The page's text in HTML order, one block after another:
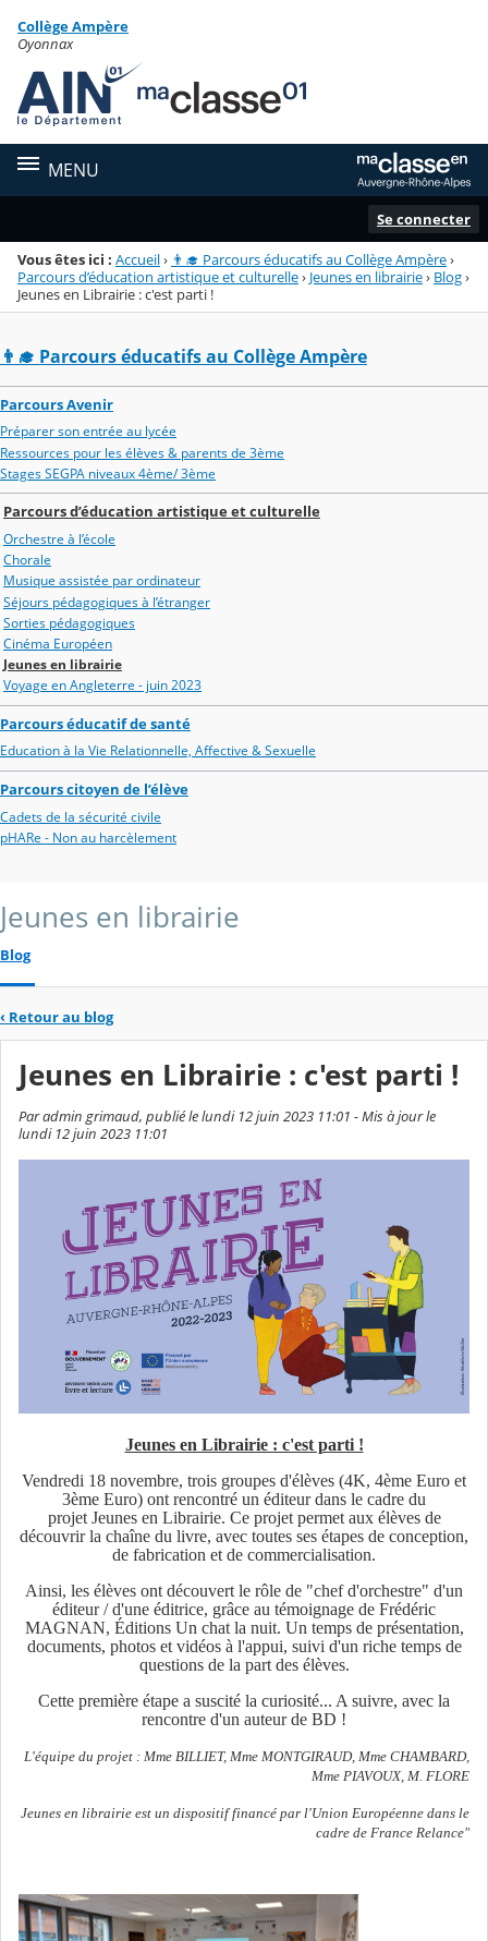
Menu de la rubrique
Contenu
Collège Ampère
Oyonnax
MENU
Se connecter
Vous êtes ici : Accueil› 👨‍🎓 Parcours éducatifs au Collège Ampère›
Parcours d’éducation artistique et culturelle› Jeunes en librairie› Blog›
Jeunes en Librairie : c'est parti !
👨‍🎓 Parcours éducatifs au Collège Ampère
Parcours Avenir
Préparer son entrée au lycée
Ressources pour les élèves & parents de 3ème
Stages SEGPA niveaux 4ème/ 3ème
Parcours d’éducation artistique et culturelle
Orchestre à l’école
Chorale
Musique assistée par ordinateur
Séjours pédagogiques à l’étranger
Sorties pédagogiques
Cinéma Européen
Jeunes en librairie
Voyage en Angleterre - juin 2023
Parcours éducatif de santé
Education à la Vie Relationnelle, Affective & Sexuelle
Parcours citoyen de l’élève
Cadets de la sécurité civile
pHARe - Non au harcèlement
Jeunes en librairie
Blog
‹ Retour au blog
Jeunes en Librairie : c'est parti !
Par admin grimaud, publié le lundi 12 juin 2023 11:01 - Mis à jour le
lundi 12 juin 2023 11:01
Jeunes en Librairie : c'est parti !
Vendredi 18 novembre, trois groupes d'élèves (4K, 4ème Euro et
3ème Euro) ont rencontré un éditeur dans le cadre du
projet Jeunes en Librairie. Ce projet permet aux élèves de
découvrir la chaîne du livre, avec toutes ses étapes de conception,
de fabrication et de commercialisation.
Ainsi, les élèves ont découvert le rôle de "chef d'orchestre" d'un
éditeur / d'une éditrice, grâce au témoignage de Frédéric
MAGNAN, Éditions Un chat la nuit. Un temps de présentation,
documents, photos et vidéos à l'appui, suivi d'un riche temps de
questions de la part des élèves.
Cette première étape a suscité la curiosité... A suivre, avec la
rencontre d'un auteur de BD !
L'équipe du projet : Mme BILLIET, Mme MONTGIRAUD, Mme CHAMBARD,
Mme PIAVOUX, M. FLORE
Jeunes en librairie est un dispositif financé par l'Union Européenne dans le
cadre de France Relance"